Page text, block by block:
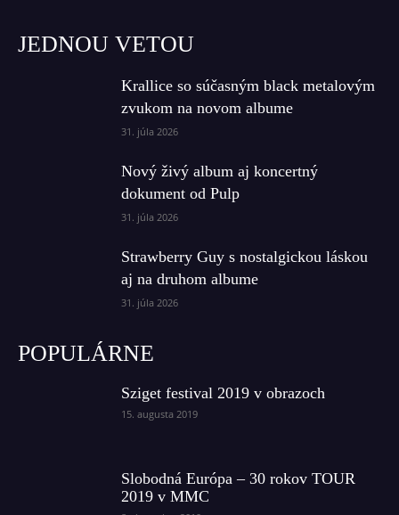
JEDNOU VETOU
Krallice so súčasným black metalovým
zvukom na novom albume
31. júla 2026
Nový živý album aj koncertný
dokument od Pulp
31. júla 2026
Strawberry Guy s nostalgickou láskou
aj na druhom albume
31. júla 2026
POPULÁRNE
Sziget festival 2019 v obrazoch
15. augusta 2019
Slobodná Európa – 30 rokov TOUR
2019 v MMC